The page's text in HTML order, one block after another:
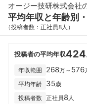
オージー技研株式会社
平均年収と年齢別
（投稿者数：正社員8人）
投稿者の平均年収
年収範囲 268万～ 576
平均年齢 35歳
投稿者数 正社員8人